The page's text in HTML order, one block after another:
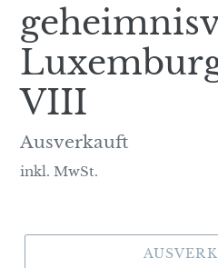
VIII
Normaler
Preis
Ausverkauft
inkl. MwSt.